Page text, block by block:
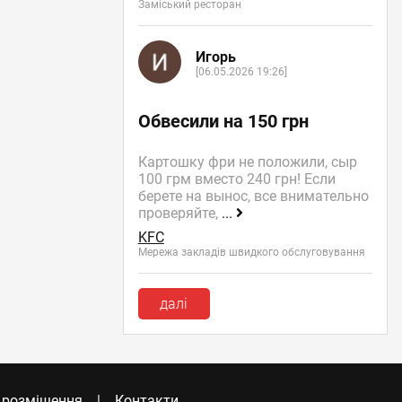
Заміський ресторан
Игорь
[06.05.2026 19:26]
Обвесили на 150 грн
Картошку фри не положили, сыр
100 грм вместо 240 грн! Если
берете на вынос, все внимательно
проверяйте, ...
KFC
Мережа закладів швидкого обслуговування
далі